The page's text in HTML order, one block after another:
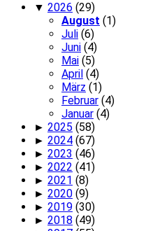
▼ 2026 (29)
August (1)
Juli (6)
Juni (4)
Mai (5)
April (4)
März (1)
Februar (4)
Januar (4)
► 2025 (58)
► 2024 (67)
► 2023 (46)
► 2022 (41)
► 2021 (8)
► 2020 (9)
► 2019 (30)
► 2018 (49)